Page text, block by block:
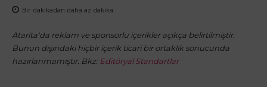
Bir dakikadan daha az dakika
Atarita'da reklam ve sponsorlu içerikler açıkça belirtilmiştir.
Bunun dışındaki hiçbir içerik ticari bir ortaklık sonucunda
hazırlanmamıştır. Bkz: Editöryal Standartlar